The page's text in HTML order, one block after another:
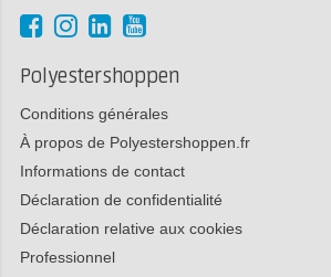
Polyestershoppen
Conditions générales
À propos de Polyestershoppen.fr
Informations de contact
Déclaration de confidentialité
Déclaration relative aux cookies
Professionnel